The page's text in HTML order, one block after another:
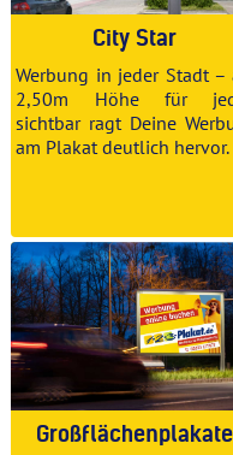
City Star
Werbung in jeder Stadt –
2,50m Höhe für
sichtbar ragt Deine
am Plakat deutlich hervor.
Großflächenplakate